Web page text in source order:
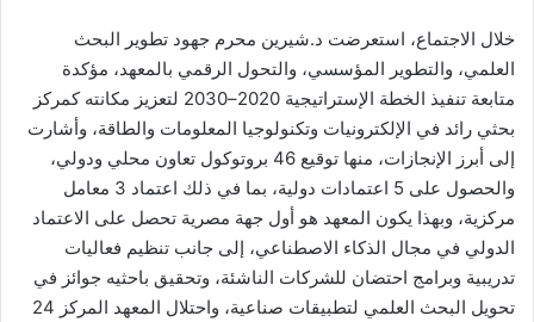
خلال الاجتماع، استعرضت د.شيرين محرم جهود تطوير البحث
العلمي، والتطوير المؤسسي، والتحول الرقمي بالمعهد، مؤكدة
متابعة تنفيذ الخطة الإستراتيجية 2020–2030 لتعزيز مكانته كمركز
بحثي رائد في الإلكترونيات وتكنولوجيا المعلومات والطاقة، وأشارت
إلى أبرز الإنجازات، منها توقيع 46 بروتوكول تعاون محلي ودولي،
والحصول على 5 اعتمادات دولية، بما في ذلك اعتماد 3 معامل
مركزية، وبهذا يكون المعهد هو أول جهة مصرية تحصل على الاعتماد
الدولي في مجال الذكاء الاصطناعي، إلى جانب تنظيم فعاليات
تدريبية وبرامج احتضان للشركات الناشئة، وتحقيق باحثيه جوائز في
تحويل البحث العلمي لتطبيقات صناعية، واحتلال المعهد المركز 24